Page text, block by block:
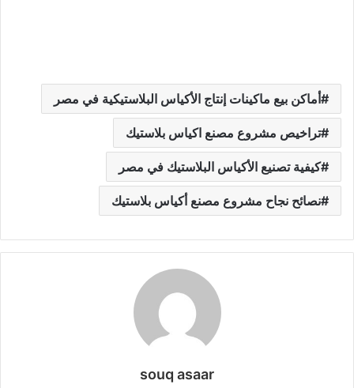
أماكن بيع ماكينات إنتاج الأكياس البلاستيكية في مصر
تراخيص مشروع مصنع اكياس بلاستيك
كيفية تصنيع الأكياس البلاستيك في مصر
نصائح نجاح مشروع مصنع أكياس بلاستيك
souq asaar